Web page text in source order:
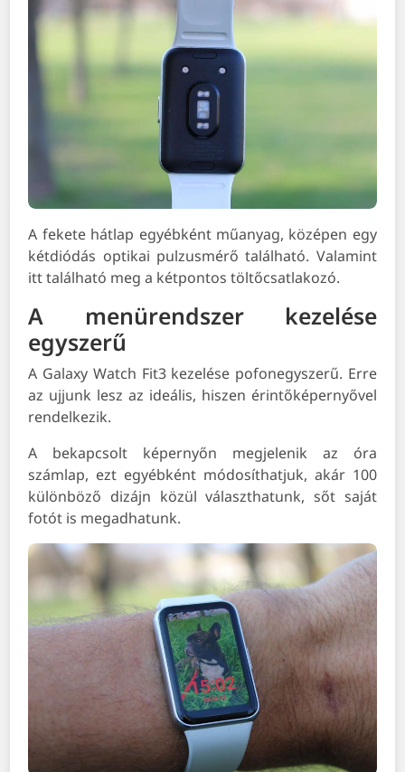
A fekete hátlap egyébként műanyag, középen egy
kétdiódás optikai pulzusmérő található. Valamint
itt található meg a kétpontos töltőcsatlakozó.
A menürendszer kezelése
egyszerű
A Galaxy Watch Fit3 kezelése pofonegyszerű. Erre
az ujjunk lesz az ideális, hiszen érintőképernyővel
rendelkezik.
A bekapcsolt képernyőn megjelenik az óra
számlap, ezt egyébként módosíthatjuk, akár 100
különböző dizájn közül választhatunk, sőt saját
fotót is megadhatunk.